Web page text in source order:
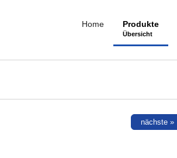
Home Produkte
Übersicht
nächste »